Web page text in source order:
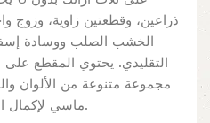
ذراعين، وقطعتين زاوية، وزوج
الخشب الصلب ووسادة
التقليدي. يحتوي المقطع
مجموعة متنوعة من الألوان
ماسي لإكمال المظهر الأنيق للتصميم الأنيق.